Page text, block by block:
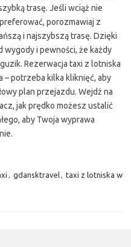
trasę. Jeśli wciąż nie
porozmawiaj z
i najszybszą trasę. Dzięki
wygody i pewności, że każdy
Rezerwacja taxi z lotniska
– potrzeba kilka kliknięć, aby
plan przejazdu. Wejdź na
jak prędko możesz ustalić
aby Twoja wyprawa
, gdansktravel, taxi z lotniska w